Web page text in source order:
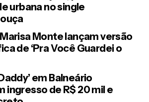
urbana no single
Monte lançam versão
de ‘Pra Você Guardei o
em Balneário
ingresso de R$ 20 mil e